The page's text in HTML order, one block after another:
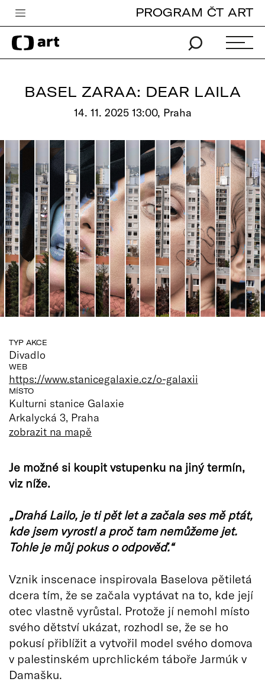
Česká televize
Zpravodajství
Pro děti
edu
Vše o ČT
PROGRAM ČT ART
BASEL ZARAA: DEAR LAILA
14. 11. 2025 13:00, Praha
TYP AKCE
Divadlo
WEB
https://www.stanicegalaxie.cz/o-galaxii
MÍSTO
Kulturni stanice Galaxie
Arkalycká 3, Praha
zobrazit na mapě
Je možné si koupit vstupenku na jiný termín,
viz níže.
„Drahá Lailo, je ti pět let a začala ses mě ptát,
kde jsem vyrostl a proč tam nemůžeme jet.
Tohle je můj pokus o odpověď.“
Vznik inscenace inspirovala Baselova pětiletá
dcera tím, že se začala vyptávat na to, kde její
otec vlastně vyrůstal. Protože jí nemohl místo
svého dětství ukázat, rozhodl se, že se ho
pokusí přiblížit a vytvořil model svého domova
v palestinském uprchlickém táboře Jarmúk v
Damašku.